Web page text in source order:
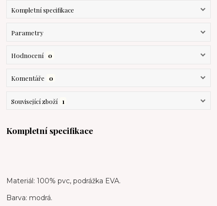
Kompletní specifikace
Parametry
Hodnocení 0
Komentáře 0
Související zboží 1
Kompletní specifikace
Materiál: 100% pvc, podrážka EVA.
Barva: modrá.